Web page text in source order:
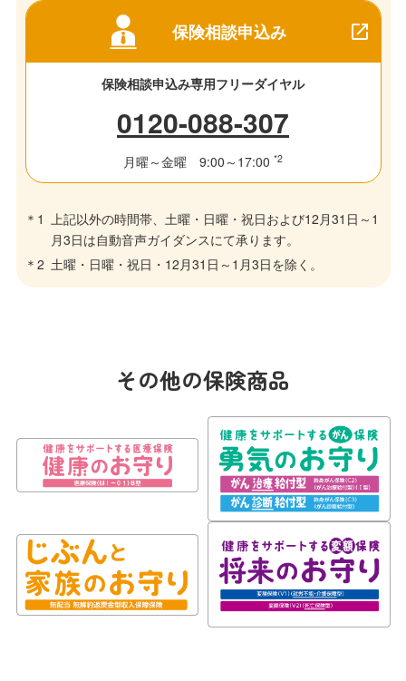
保険相談申込み
保険相談申込み専用フリーダイヤル
0120-088-307
月曜～金曜 9:00～17:00 *2
上記以外の時間帯、土曜・日曜・祝日および12月31日～1
月3日は自動音声ガイダンスにて承ります。
土曜・日曜・祝日・12月31日～1月3日を除く。
その他の保険商品